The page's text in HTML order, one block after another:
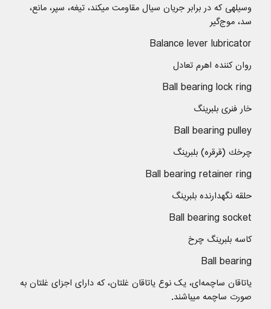
وسیلهی که در برابر جریان سیال مقاومت میکند، تیغه، سپر، مانع،
سد، موج‌گیر
Balance lever lubricator
روان كننده اهرم تعادل
Ball bearing lock ring
خار فنری بلبرینگ
Ball bearing pulley
چرخك (قرقره) بلبرینگ
Ball bearing retainer ring
حلقه نگهدارنده بلبرینگ
Ball bearing socket
كاسه بلبرینگ چرخ
Ball bearing
یاتاقان ساچمه‌ای، یک نوع یاتاقان غلتان، که دارای اجزای غلتان به
صورت ساچمه میباشند.